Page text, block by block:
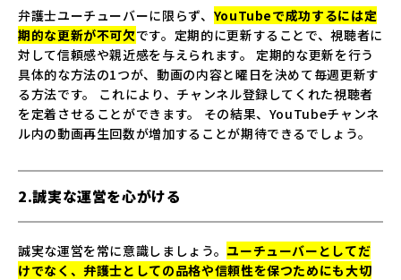
弁護士ユーチューバーに限らず、 YouTubeで成功するには定
期的な更新が不可欠です。定期的に更新することで、視聴者に
対して信頼感や親近感を与えられます。 定期的な更新を行う
具体的な方法の1つが、動画の内容と曜日を決めて毎週更新す
る方法です。 これにより、チャンネル登録してくれた視聴者
を定着させることができます。 その結果、YouTubeチャンネ
ル内の動画再生回数が増加することが期待できるでしょう。
2.誠実な運営を心がける
誠実な運営を常に意識しましょう。 ユーチューバーとしてだ
けでなく、弁護士としての品格や信頼性を保つためにも大切